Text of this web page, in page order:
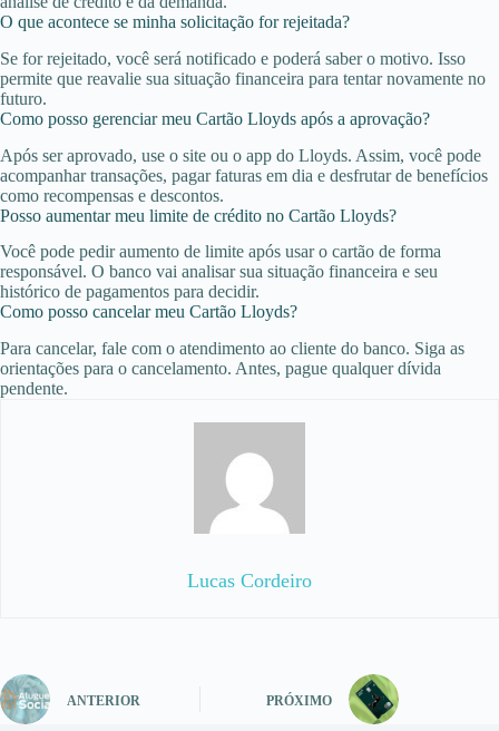
O que acontece se minha solicitação for rejeitada?
Se for rejeitado, você será notificado e poderá saber o motivo. Isso
permite que reavalie sua situação financeira para tentar novamente no
futuro.
Como posso gerenciar meu Cartão Lloyds após a aprovação?
Após ser aprovado, use o site ou o app do Lloyds. Assim, você pode
acompanhar transações, pagar faturas em dia e desfrutar de benefícios
como recompensas e descontos.
Posso aumentar meu limite de crédito no Cartão Lloyds?
Você pode pedir aumento de limite após usar o cartão de forma
responsável. O banco vai analisar sua situação financeira e seu
histórico de pagamentos para decidir.
Como posso cancelar meu Cartão Lloyds?
Para cancelar, fale com o atendimento ao cliente do banco. Siga as
orientações para o cancelamento. Antes, pague qualquer dívida
pendente.
Lucas Cordeiro
ANTERIOR PRÓXIMO